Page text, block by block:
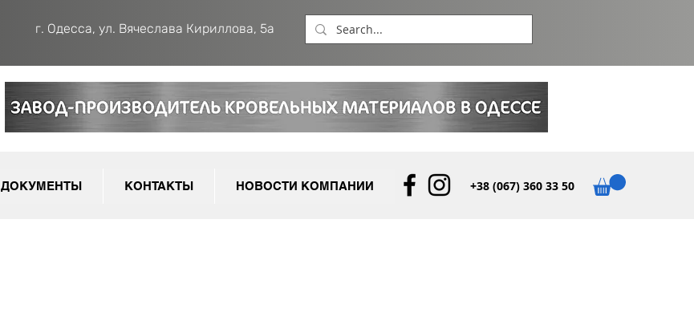
г. Одесса, ул. Вячеслава Кириллова, 5а
ДОКУМЕНТЫ КОНТАКТЫ НОВОСТИ КОМПАНИИ +38 (067) 360 33 50